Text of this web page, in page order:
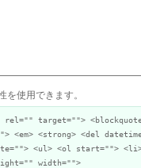
を使用できます。
target="">
<em> <strong> <del
<ul> <ol start="">
width="">